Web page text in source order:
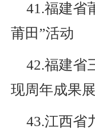
41.福建省
莆田”活动
42.福建省
现周年成果
43.江西省